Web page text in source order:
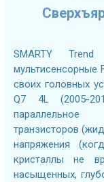
SMARTY
мультисенсорные
своих головных
Q7 4L (2005-
параллельное
транзисторов
напряжения
кристаллы не
насыщенных,